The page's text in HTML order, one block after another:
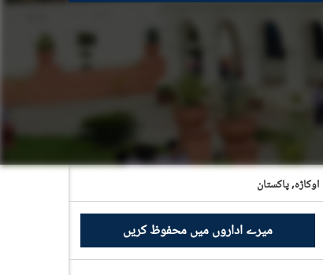
اوکاڑہ,پاکستان
میرے اداروں میں محفوظ کریں